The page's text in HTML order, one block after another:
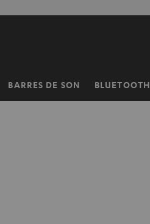
BARRES DE SON BLUETOOTH